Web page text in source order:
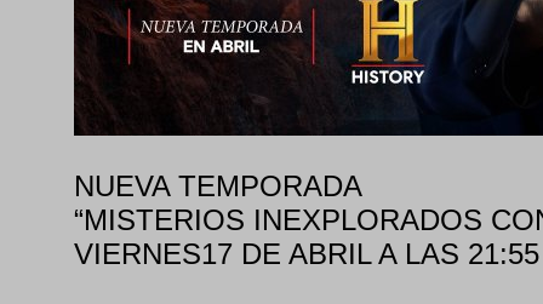
NUEVA TEMPORADA
“MISTERIOS INEXPLORADOS
VIERNES17 DE ABRIL A LAS